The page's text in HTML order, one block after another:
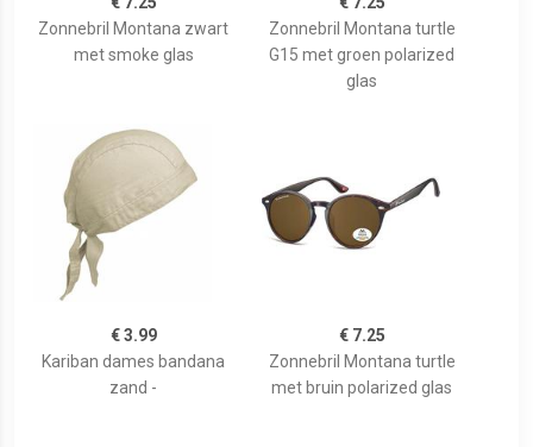
Zonnebril Montana zwart
met smoke glas
Zonnebril Montana turtle
G15 met groen polarized
glas
€ 3.99
Kariban dames bandana
zand -
€ 7.25
Zonnebril Montana turtle
met bruin polarized glas